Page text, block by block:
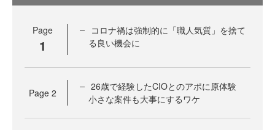
Page
1
コロナ禍は強制的に「職人気質」を捨て
る良い機会に
Page 2
26歳で経験したCIOとのアポに原体験
小さな案件も大事にするワケ